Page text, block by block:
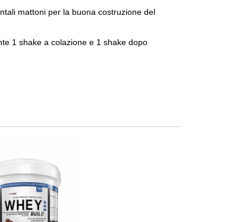
mattoni per la buona costruzione del
1 shake a colazione e 1 shake dopo